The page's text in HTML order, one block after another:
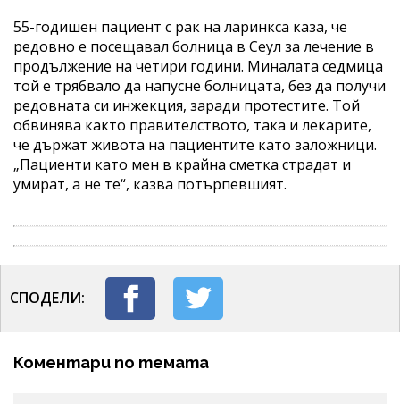
55-годишен пациент с рак на ларинкса каза, че
редовно е посещавал болница в Сеул за лечение в
продължение на четири години. Миналата седмица
той е трябвало да напусне болницата, без да получи
редовната си инжекция, заради протестите. Той
обвинява както правителството, така и лекарите,
че държат живота на пациентите като заложници.
„Пациенти като мен в крайна сметка страдат и
умират, а не те“, казва потърпевшият.
СПОДЕЛИ:
Коментари по темата